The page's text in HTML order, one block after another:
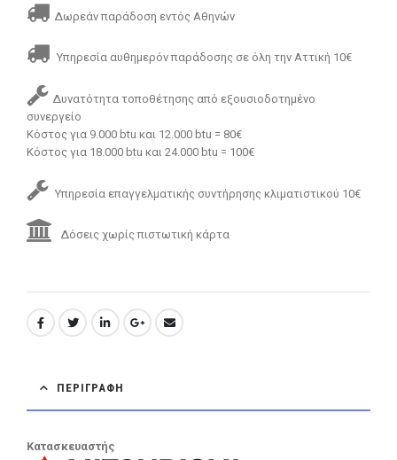
Δωρεάν παράδοση εντός Αθηνών
Υπηρεσία αυθημερόν παράδοσης σε όλη την Αττική 10€
Δυνατότητα τοποθέτησης από εξουσιοδοτημένο
συνεργείο
Κόστος για 9.000 btu και 12.000 btu = 80€
Κόστος για 18.000 btu και 24.000 btu = 100€
Υπηρεσία επαγγελματικής συντήρησης κλιματιστικού 10€
Δόσεις χωρίς πιστωτική κάρτα
ΠΕΡΙΓΡΑΦΉ
Κατασκευαστής